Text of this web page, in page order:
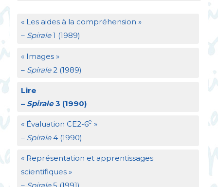
« Les aides à la compréhension »
– Spirale1 (1989)
« Images »
– Spirale2 (1989)
Lire
– Spirale3 (1990)
« Évaluation CE2-6e »
– Spirale4 (1990)
« Représentation et apprentissages
scientifiques »